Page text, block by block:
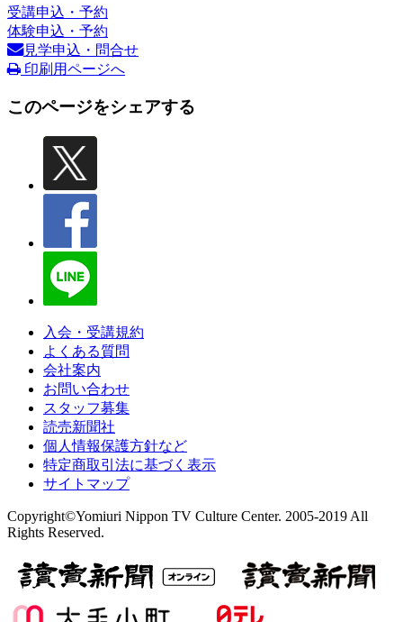
受講申込・予約
体験申込・予約
見学申込・問合せ
印刷用ページへ
このページをシェアする
入会・受講規約
よくある質問
会社案内
お問い合わせ
スタッフ募集
読売新聞社
個人情報保護方針など
特定商取引法に基づく表示
サイトマップ
Copyright©Yomiuri Nippon TV Culture Center. 2005-2019 All
Rights Reserved.